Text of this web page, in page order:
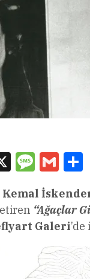
X Message
Gmail
Kemal
“Ağaçlar
Galeri